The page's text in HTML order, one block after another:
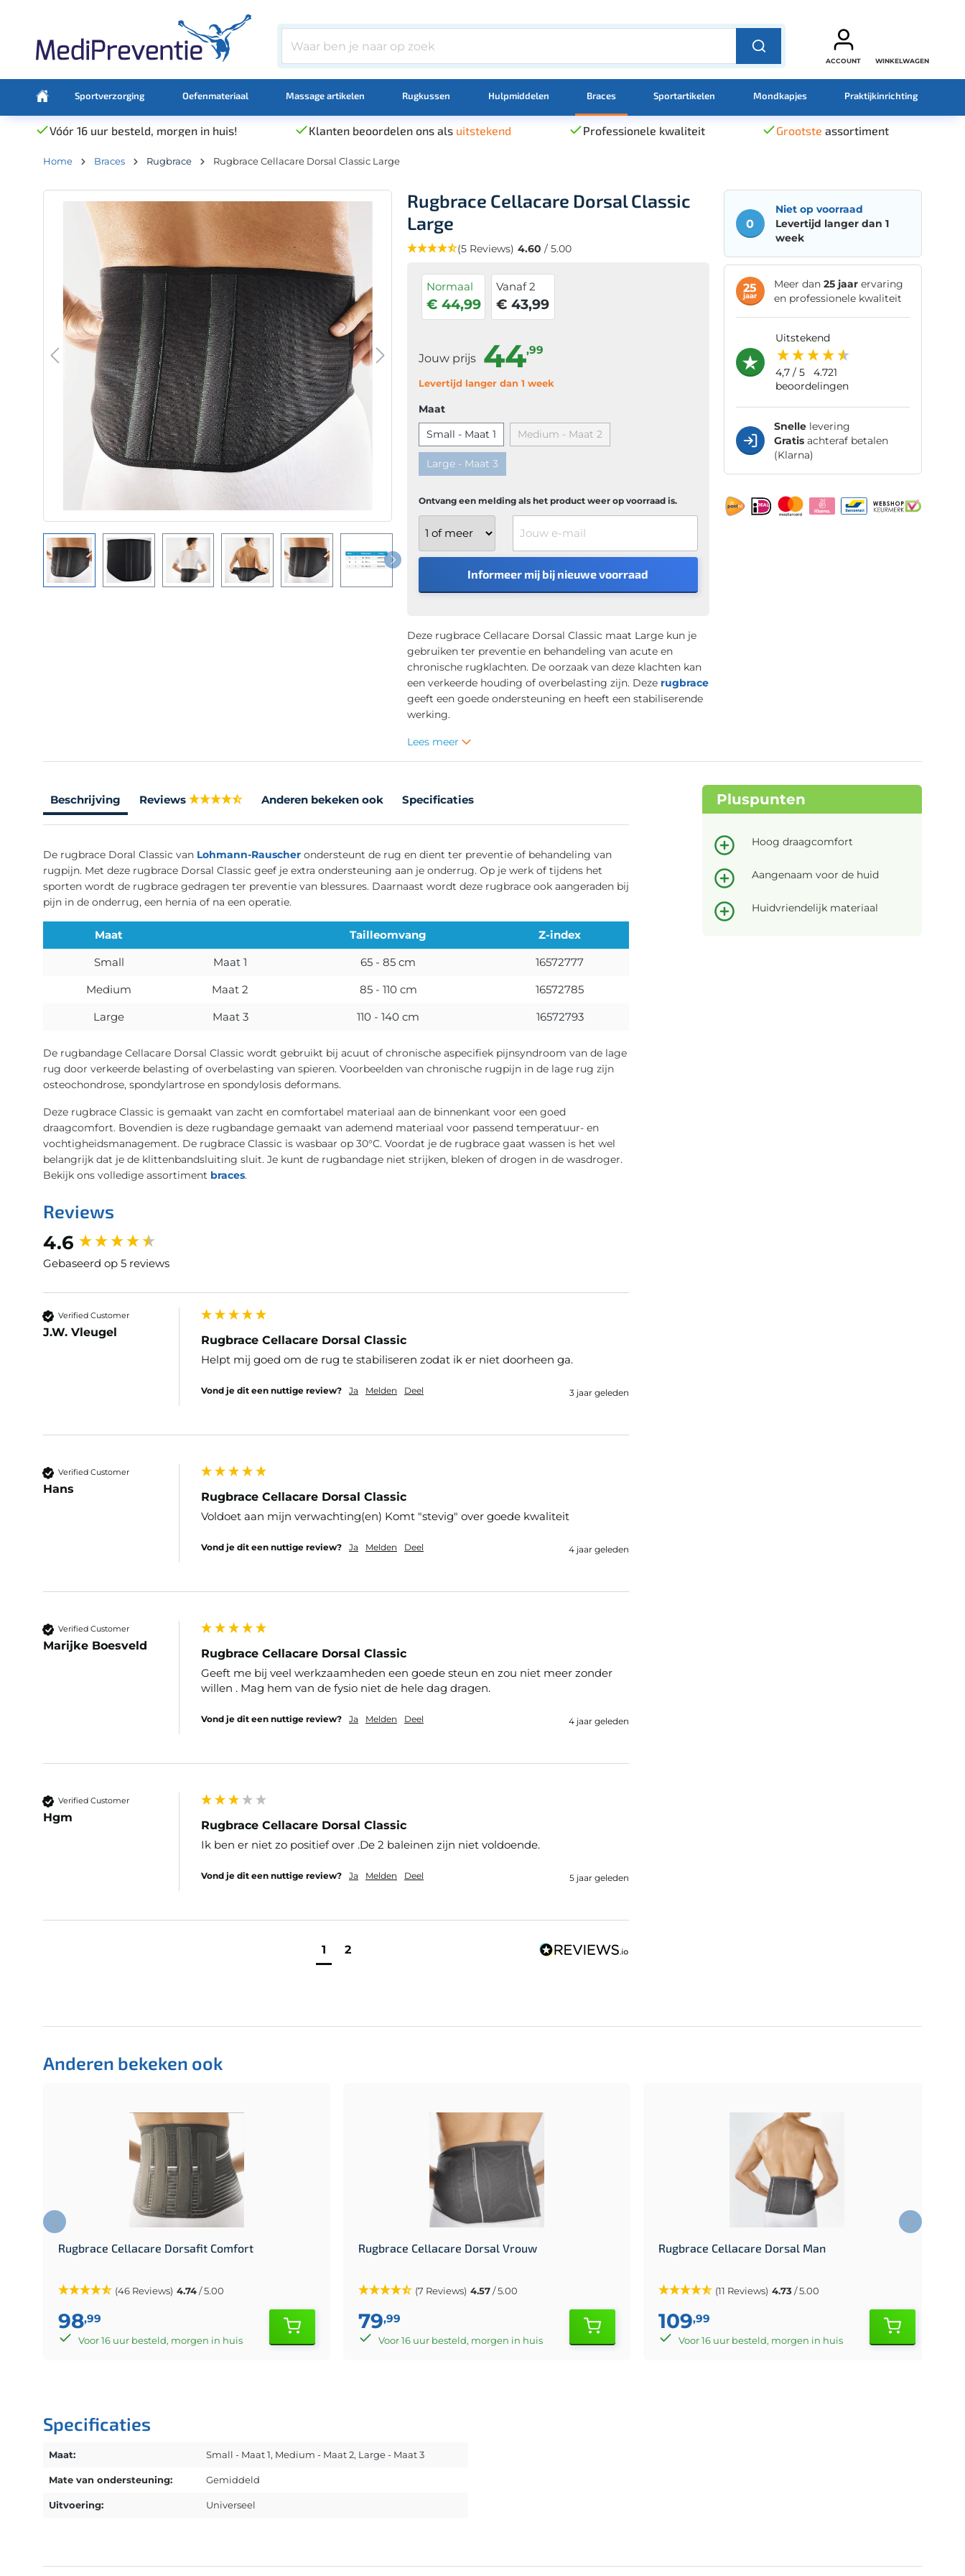
ACCOUNT WINKELWAGEN
Sportverzorging Oefenmateriaal Massage artikelen Rugkussen Hulpmiddelen Braces Sportartikelen Mondkapjes Praktijkinrichting
Vóór 16 uur besteld, morgen in huis! Klanten beoordelen ons als uitstekend Professionele kwaliteit Grootste assortiment
Home Braces Rugbrace Rugbrace Cellacare Dorsal Classic Large
Rugbrace Cellacare Dorsal Classic
Large
(5 Reviews) 4.60 / 5.00
Normaal
€ 44,99
Vanaf 2
€ 43,99
Jouw prijs 44,99
Levertijd langer dan 1 week
Maat
Small - Maat 1
Medium - Maat 2
Large - Maat 3
Ontvang een melding als het product weer op voorraad is.
Informeer mij bij nieuwe voorraad
Deze rugbrace Cellacare Dorsal Classic maat Large kun je
gebruiken ter preventie en behandeling van acute en
chronische rugklachten. De oorzaak van deze klachten kan
een verkeerde houding of overbelasting zijn. Deze rugbrace
geeft een goede ondersteuning en heeft een stabiliserende
werking.
Lees meer
0
Niet op voorraad
Levertijd langer dan 1
week
25
jaar
Meer dan 25 jaarervaring
en professionele kwaliteit
uitstekend
4,7/ 5
4.721
beoordelingen
Snellelevering
Gratisachteraf betalen
(Klarna)
Beschrijving Reviews Anderen bekeken ook Specificaties
De rugbrace Doral Classic van Lohmann-Rauscher ondersteunt de rug en dient ter preventie of behandeling van
rugpijn. Met deze rugbrace Dorsal Classic geef je extra ondersteuning aan je onderrug. Op je werk of tijdens het
sporten wordt de rugbrace gedragen ter preventie van blessures. Daarnaast wordt deze rugbrace ook aangeraden bij
pijn in de onderrug, een hernia of na een operatie.
Maat Tailleomvang
Z-index
Small
Maat 1 65 - 85 cm
16572777
Medium
Maat 2 85 - 110 cm
16572785
Large
Maat 3 110 - 140 cm 16572793
De rugbandage Cellacare Dorsal Classic wordt gebruikt bij acuut of chronische aspecifiek pijnsyndroom van de lage
rug door verkeerde belasting of overbelasting van spieren. Voorbeelden van chronische rugpijn in de lage rug zijn
osteochondrose, spondylartrose en spondylosis deformans.
Deze rugbrace Classic is gemaakt van zacht en comfortabel materiaal aan de binnenkant voor een goed
draagcomfort. Bovendien is deze rugbandage gemaakt van ademend materiaal voor passend temperatuur- en
vochtigheidsmanagement. De rugbrace Classic is wasbaar op 30°C. Voordat je de rugbrace gaat wassen is het wel
belangrijk dat je de klittenbandsluiting sluit. Je kunt de rugbandage niet strijken, bleken of drogen in de wasdroger.
Bekijk ons volledige assortiment braces.
Reviews
4.6
Gebaseerd op 5 reviews
Verified Customer
J.W. Vleugel
Rugbrace Cellacare Dorsal Classic
Helpt mij goed om de rug te stabiliseren zodat ik er niet doorheen ga.
Vond je dit een nuttige review? Ja Melden Deel 3 jaar geleden
Verified Customer
Hans
Rugbrace Cellacare Dorsal Classic
Voldoet aan mijn verwachting(en) Komt "stevig" over goede kwaliteit
Vond je dit een nuttige review? Ja Melden Deel 4 jaar geleden
Verified Customer
Marijke Boesveld
Rugbrace Cellacare Dorsal Classic
Geeft me bij veel werkzaamheden een goede steun en zou niet meer zonder
Vond je dit een nuttige review? Ja Melden Deel 4 jaar geleden
Verified Customer
Hgm
Rugbrace Cellacare Dorsal Classic
Ik ben er niet zo positief over .De 2 baleinen zijn niet voldoende.
Vond je dit een nuttige review? Ja Melden Deel 5 jaar geleden
1 2
New content loaded
Pluspunten
Hoog draagcomfort
Aangenaam voor de huid
Huidvriendelijk materiaal
Anderen bekeken ook
Rugbrace Cellacare Dorsafit Comfort
(46 Reviews) 4.74/ 5.00
98,99
Voor 16 uur besteld, morgen in huis
Rugbrace Cellacare Dorsal Vrouw
(7 Reviews) 4.57/ 5.00
79,99
Voor 16 uur besteld, morgen in huis
Rugbrace Cellacare Dorsal Man
(11 Reviews) 4.73/ 5.00
109,99
Voor 16 uur besteld, morgen in huis
Specificaties
Maat: Small - Maat 1, Medium - Maat 2, Large - Maat 3
Mate van ondersteuning: Gemiddeld
Uitvoering: Universeel